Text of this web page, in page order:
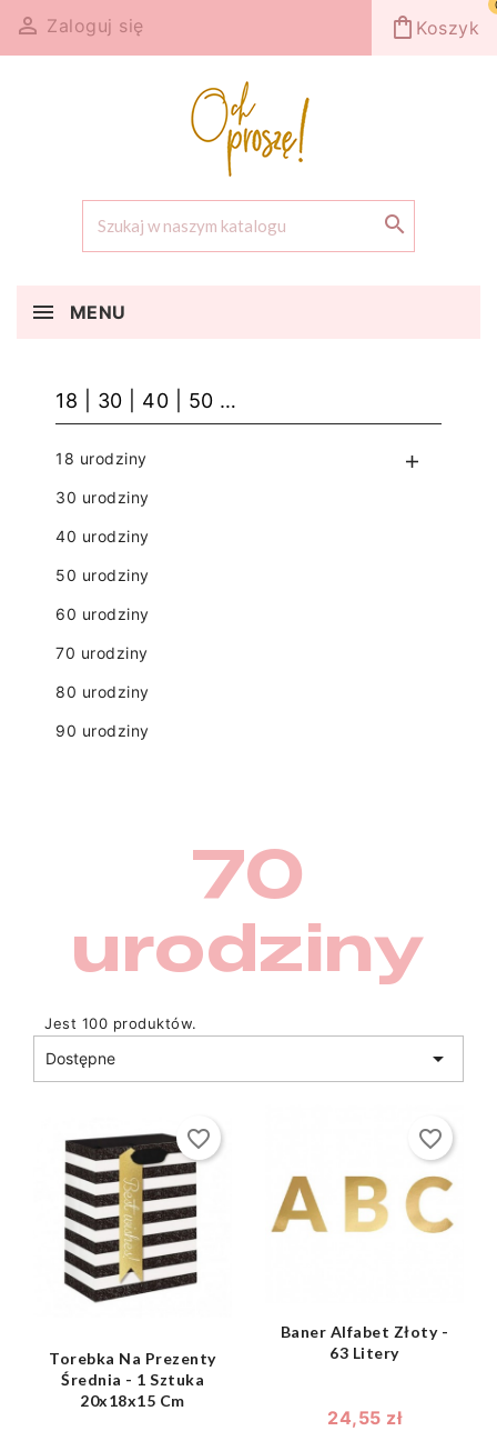
 Zaloguj się shopping_bag Koszyk

MENU
18 | 30 | 40 | 50 …
18 urodziny 
30 urodziny
40 urodziny
50 urodziny
60 urodziny
70 urodziny
80 urodziny
90 urodziny
70
urodziny
Jest 100 produktów.
Dostępne 
shopping_bag 
Torebka Na Prezenty
Średnia - 1 Sztuka
20x18x15 Cm
favorite_border
shopping_bag 
Baner Alfabet Złoty -
63 Litery
24,55 zł
favorite_border